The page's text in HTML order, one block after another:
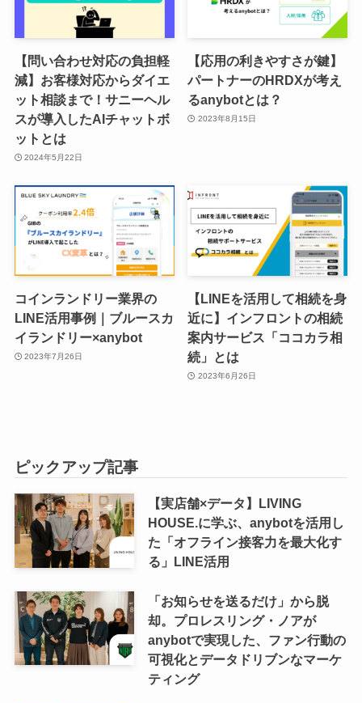
【問い合わせ対応の負担軽
減】お客様対応からダイエ
ット相談まで！サニーヘル
スが導入したAIチャットボ
ットとは
2024年5月22日
【応用の利きやすさが鍵】
パートナーのHRDXが考え
るanybotとは？
2023年8月15日
コインランドリー業界の
LINE活用事例｜ブルースカ
イランドリー×anybot
2023年7月26日
【LINEを活用して相続を身
近に】インフロントの相続
案内サービス「ココカラ相
続」とは
2023年6月26日
ピックアップ記事
【実店舗×データ】LIVING
HOUSE.に学ぶ、anybotを活用し
た「オフライン接客力を最大化す
る」LINE活用
「お知らせを送るだけ」から脱
却。プロレスリング・ノアが
anybotで実現した、ファン行動の
可視化とデータドリブンなマーケ
ティング